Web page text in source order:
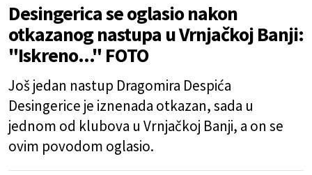
Desingerica se oglasio nakon
otkazanog nastupa u Vrnjačkoj Banji:
"Iskreno..." FOTO
Još jedan nastup Dragomira Despića
Desingerice je iznenada otkazan, sada u
jednom od klubova u Vrnjačkoj Banji, a on se
ovim povodom oglasio.